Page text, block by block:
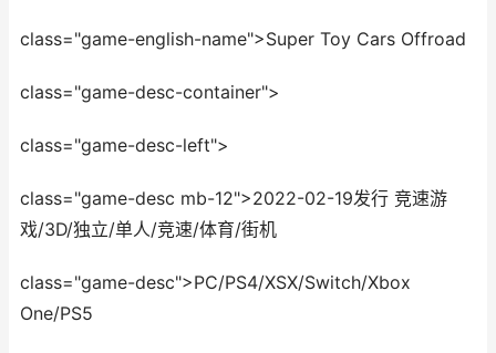
class="game-english-name">Super Toy Cars Offroad
class="game-desc-container">
class="game-desc-left">
class="game-desc mb-12">2022-02-19发行 竞速游
戏/3D/独立/单人/竞速/体育/街机
class="game-desc">PC/PS4/XSX/Switch/Xbox
One/PS5